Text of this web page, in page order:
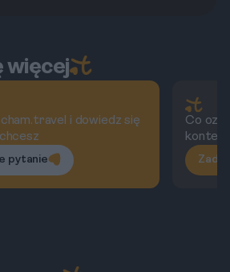
przewodnik, aby
Ci maksymalnie wykorzystać
więcej
i dowiedz się
pytanie
Co